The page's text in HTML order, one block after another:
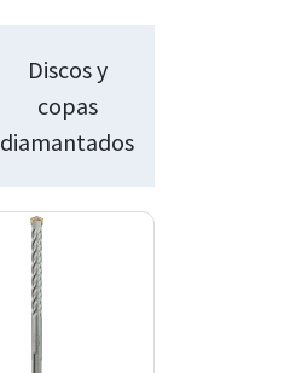
Discos y
copas
diamantados